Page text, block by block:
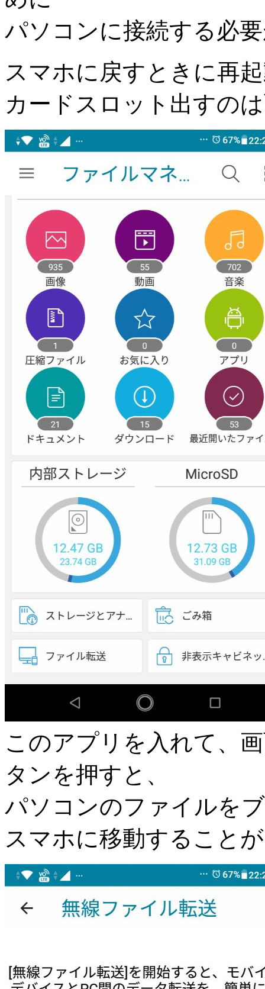
パソコンに接続する必
スマホに戻すときに再
カードスロット出すの
このアプリを入れて、
タンを押すと、
パソコンのファイルを
スマホに移動すること